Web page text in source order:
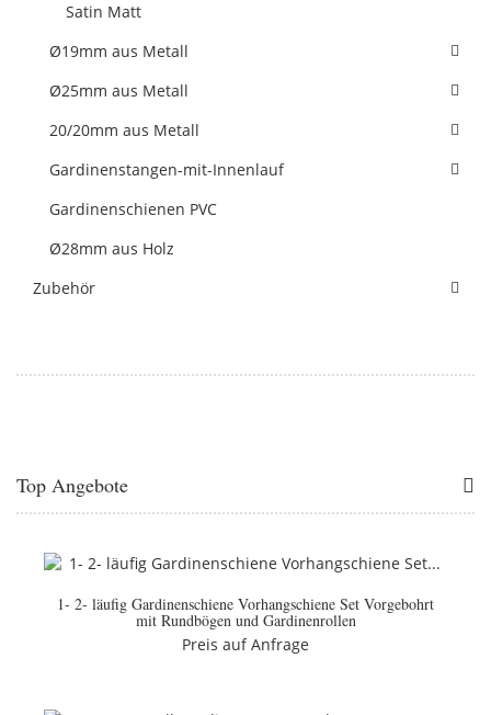
Satin Matt
Ø19mm aus Metall
Ø25mm aus Metall
20/20mm aus Metall
Gardinenstangen-mit-Innenlauf
Gardinenschienen PVC
Ø28mm aus Holz
Zubehör
Top Angebote
1- 2- läufig Gardinenschiene Vorhangschiene Set Vorgebohrt
mit Rundbögen und Gardinenrollen
Preis auf Anfrage